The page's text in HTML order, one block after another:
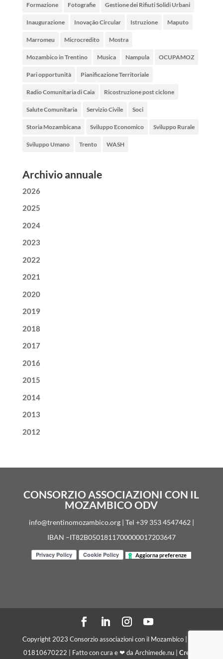
Formazione Fotografie Gestione dei Rifiuti Solidi Urbani
Inaugurazione Inovação Circular Istruzione Maputo
Marromeu Microcredito Mostra
Mozambico in Trentino Musica Nampula OCUPAMOZ
Pari opportunità Pianificazione Territoriale
Radio Comunitaria di Caia Ricostruzione post ciclone
Salute Comunitaria Servizio Civile Soci
Storia Mozambicana Sviluppo Economico Sviluppo Rurale
Sviluppo Umano Trento WASH
Archivio annuale
2026
2025
2024
2023
2022
2021
2020
2019
2018
2017
2016
2015
2014
2013
2012
CONSORZIO ASSOCIAZIONI CON IL
MOZAMBICO ODV
info@trentinomozambico.org | Tel +39 353 4547462 |
IBAN –IT82B0501811700000017203647
Aggiorna preferenze
Copyright 2023 Consorzio associazioni con il Mozambico | C. F.
01810670222 | Fatto con cura e ❤ da Archimede.nu | Crediti